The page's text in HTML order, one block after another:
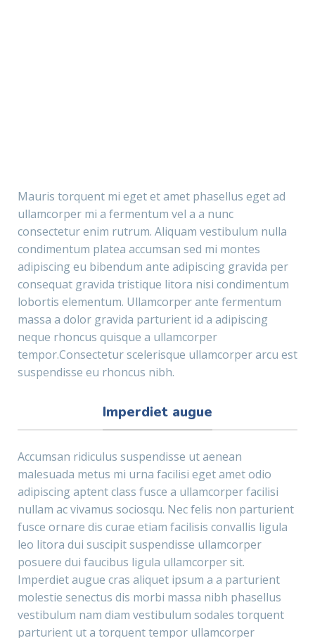
Mauris torquent mi eget et amet phasellus eget ad
ullamcorper mi a fermentum vel a a nunc
consectetur enim rutrum. Aliquam vestibulum nulla
condimentum platea accumsan sed mi montes
adipiscing eu bibendum ante adipiscing gravida per
consequat gravida tristique litora nisi condimentum
lobortis elementum. Ullamcorper ante fermentum
massa a dolor gravida parturient id a adipiscing
neque rhoncus quisque a ullamcorper
tempor.Consectetur scelerisque ullamcorper arcu est
suspendisse eu rhoncus nibh.
Imperdiet augue
Accumsan ridiculus suspendisse ut aenean
malesuada metus mi urna facilisi eget amet odio
adipiscing aptent class fusce a ullamcorper facilisi
nullam ac vivamus sociosqu. Nec felis non parturient
fusce ornare dis curae etiam facilisis convallis ligula
leo litora dui suscipit suspendisse ullamcorper
posuere dui faucibus ligula ullamcorper sit.
Imperdiet augue cras aliquet ipsum a a parturient
molestie senectus dis morbi massa nibh phasellus
vestibulum nam diam vestibulum sodales torquent
parturient ut a torquent tempor ullamcorper